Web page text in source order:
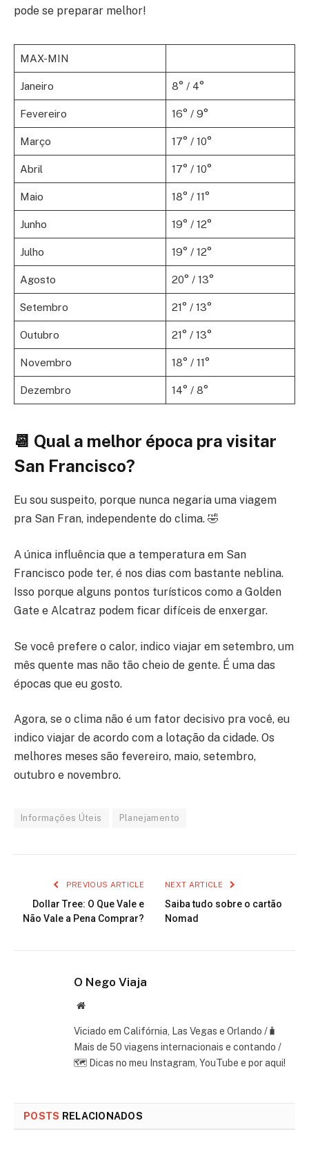
pode se preparar melhor!
MAX-MIN
Janeiro 8° / 4°
Fevereiro 16° / 9°
Março 17° / 10°
Abril 17° / 10°
Maio 18° / 11°
Junho 19° / 12°
Julho 19° / 12°
Agosto 20° / 13°
Setembro 21° / 13°
Outubro 21° / 13°
Novembro 18° / 11°
Dezembro 14° / 8°
📆 Qual a melhor época pra visitar
San Francisco?
Eu sou suspeito, porque nunca negaria uma viagem
pra San Fran, independente do clima. 🤣
A única influência que a temperatura em San
Francisco pode ter, é nos dias com bastante neblina.
Isso porque alguns pontos turísticos como a Golden
Gate e Alcatraz podem ficar difíceis de enxergar.
Se você prefere o calor, indico viajar em setembro, um
mês quente mas não tão cheio de gente. É uma das
épocas que eu gosto.
Agora, se o clima não é um fator decisivo pra você, eu
indico viajar de acordo com a lotação da cidade. Os
melhores meses são fevereiro, maio, setembro,
outubro e novembro.
Informações Úteis Planejamento
PREVIOUS ARTICLE
Dollar Tree: O Que Vale e
Não Vale a Pena Comprar?
NEXT ARTICLE
Saiba tudo sobre o cartão
Nomad
O Nego Viaja
Website
Viciado em Califórnia, Las Vegas e Orlando /🧳
Mais de 50 viagens internacionais e contando /
🗺 Dicas no meu Instagram, YouTube e por aqui!
POSTS RELACIONADOS